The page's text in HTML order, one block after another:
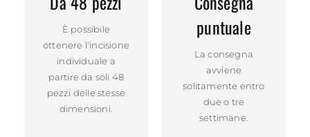
È possibile
ottenere l'incisione
individuale a
partire da soli 48
pezzi delle stesse
dimensioni.
puntuale
La consegna
avviene
solitamente entro
due o tre
settimane.